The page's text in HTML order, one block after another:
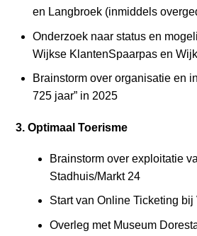
en Langbroek (inmiddels
Onderzoek naar status en
Wijkse KlantenSpaarpas en
Brainstorm over organisatie en
725 jaar” in 2025
3. Optimaal Toerisme
Brainstorm over exploitatie
Stadhuis/Markt 24
Start van Online Ticketing bij
Overleg met Museum